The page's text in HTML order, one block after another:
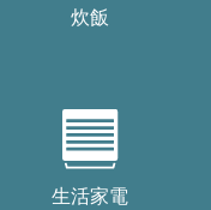
炊飯
生活家電